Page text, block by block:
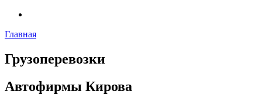
Главная
Грузоперевозки
Автофирмы Кирова